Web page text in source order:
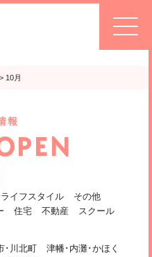
> 10月
報
ライフスタイル
その他
住宅 不動産
スクール
･川北町
津幡･内灘･かほく